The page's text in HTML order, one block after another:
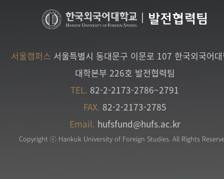
발전협력팀
서울캠퍼스 서울특별시 동대문구 이문로 107 한국외국어
대학본부 226호 발전협력팀
TEL. 82-2-2173-2786~2791
FAX. 82-2-2173-2785
Email. hufsfund@hufs.ac.kr
Copyright ⓒ Hankuk University of Foreign Studies. All Rights